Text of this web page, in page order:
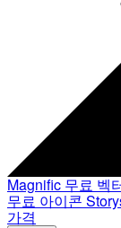
Magnific 무료 벡
무료 아이콘
가격